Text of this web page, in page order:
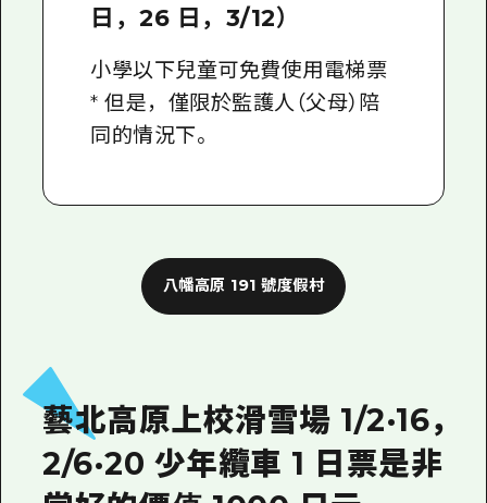
日，26 日，3/12）
小學以下兒童可免費使用電梯票
* 但是，僅限於監護人（父母）陪
同的情況下。
八幡高原 191 號度假村
藝北高原上校滑雪場 1/2·16，
2/6·20 少年纜車 1 日票是非